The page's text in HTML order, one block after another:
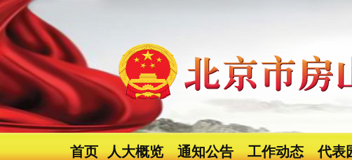
首页 人大概览 通知公告 工作动态 代表